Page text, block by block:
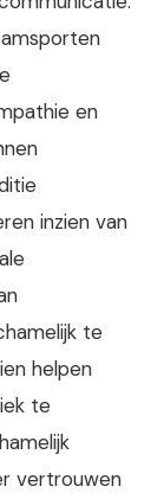
en
inzien van
te
helpen
te
vertrouwen